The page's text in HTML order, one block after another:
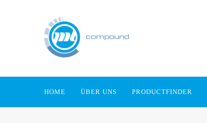
HOME ÜBER UNS PRODUCTFINDER